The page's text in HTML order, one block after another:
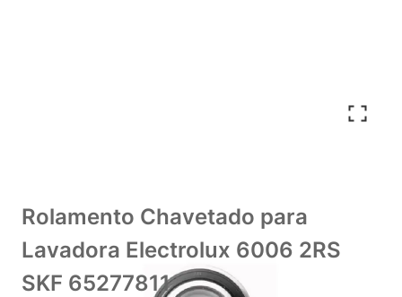
Rolamento Chavetado para
Lavadora Electrolux 6006 2RS
SKF 65277811